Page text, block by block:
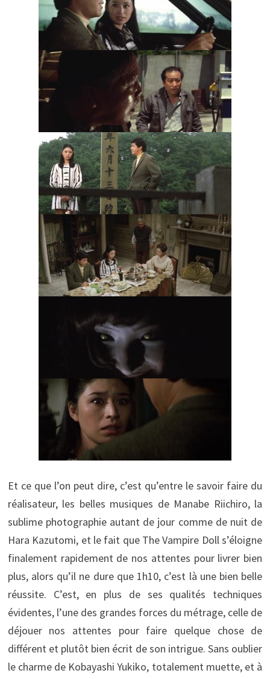
Et ce que l’on peut dire, c’est qu’entre le savoir faire du
réalisateur, les belles musiques de Manabe Riichiro, la
sublime photographie autant de jour comme de nuit de
Hara Kazutomi, et le fait que The Vampire Doll s’éloigne
finalement rapidement de nos attentes pour livrer bien
plus, alors qu’il ne dure que 1h10, c’est là une bien belle
réussite. C’est, en plus de ses qualités techniques
évidentes, l’une des grandes forces du métrage, celle de
déjouer nos attentes pour faire quelque chose de
différent et plutôt bien écrit de son intrigue. Sans oublier
le charme de Kobayashi Yukiko, totalement muette, et à